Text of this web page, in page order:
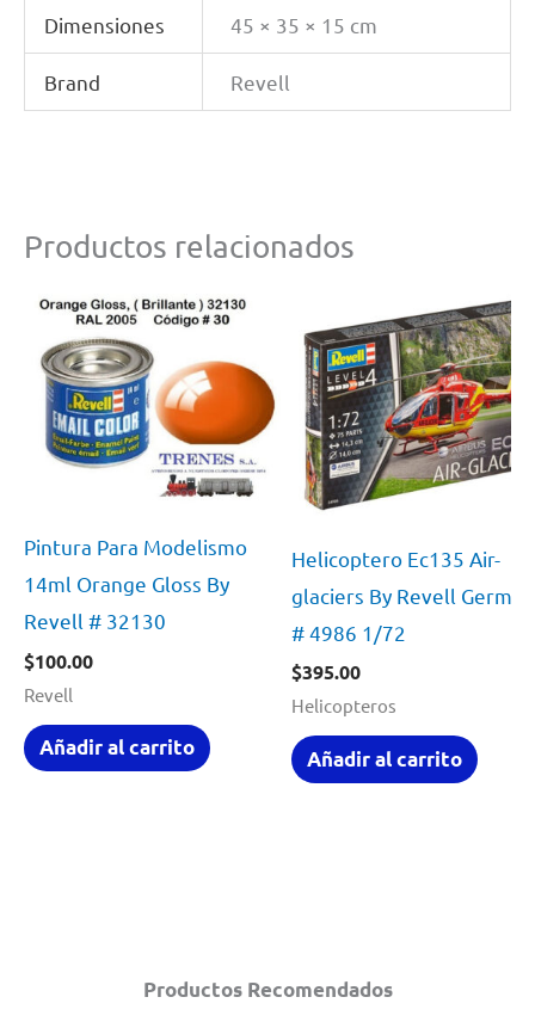
Productos Recomendados
Dimensiones 45 × 35 × 15 cm
Brand Revell
Productos relacionados
Pintura Para Modelismo
14ml Orange Gloss By
Revell # 32130
$100.00
Revell
Añadir al carrito
Helicoptero Ec135 Air-
glaciers By Revell
# 4986 1/72
$395.00
Helicopteros
Añadir al carrito